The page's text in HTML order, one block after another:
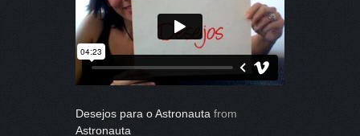
Desejos para o Astronauta from
Astronauta